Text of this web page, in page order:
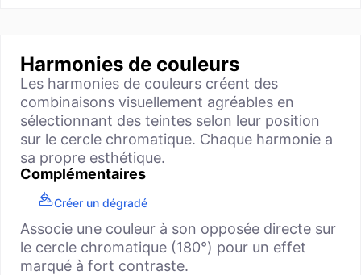
Harmonies de couleurs
Les harmonies de couleurs créent des
combinaisons visuellement agréables en
sélectionnant des teintes selon leur position
sur le cercle chromatique. Chaque harmonie a
sa propre esthétique.
Complémentaires
Créer un dégradé
Associe une couleur à son opposée directe sur
le cercle chromatique (180°) pour un effet
marqué à fort contraste.